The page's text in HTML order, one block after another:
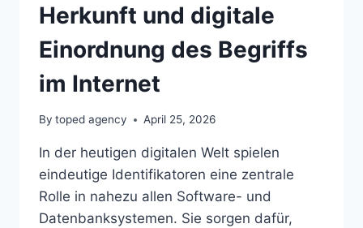
Herkunft und digitale
Einordnung des Begriffs
im Internet
By toped agency April 25, 2026
In der heutigen digitalen Welt spielen
eindeutige Identifikatoren eine zentrale
Rolle in nahezu allen Software- und
Datenbanksystemen. Sie sorgen dafür,